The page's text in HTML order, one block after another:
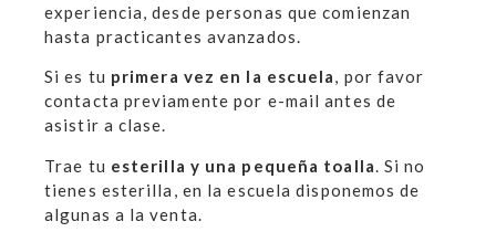
experiencia, desde personas que comienzan
hasta practicantes avanzados.
Si es tu primera vez en la escuela, por favor
contacta previamente por e-mail antes de
asistir a clase.
Trae tu esterilla y una pequeña toalla. Si no
tienes esterilla, en la escuela disponemos de
algunas a la venta.